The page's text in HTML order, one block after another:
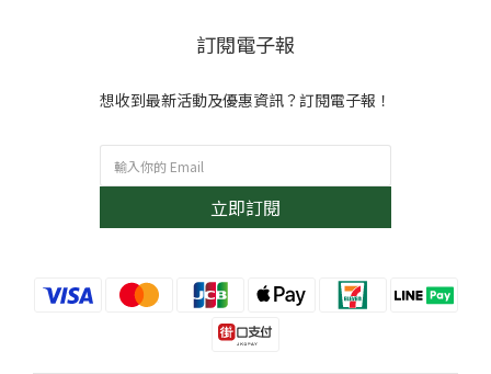
訂閱電子報
想收到最新活動及優惠資訊？訂閱電子報！
立即訂閱